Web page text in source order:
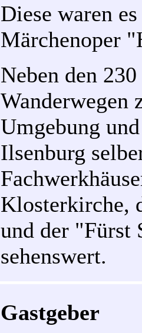
Diese waren
Märchenoper
Neben den
Wanderwegen
Umgebung
Ilsenburg
Klosterkirche,
und der "Fürst
sehenswert.
Gastgeber